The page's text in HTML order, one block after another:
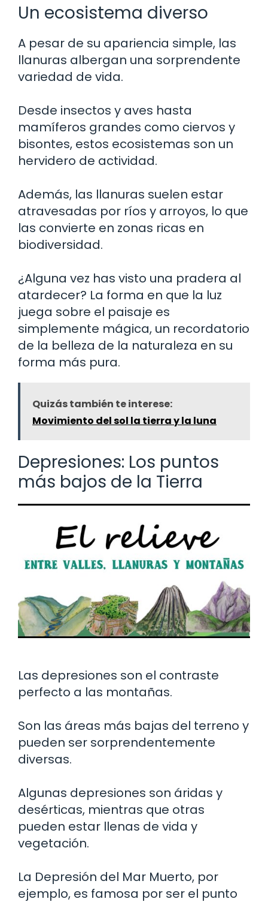
Un ecosistema diverso
A pesar de su apariencia simple, las
llanuras albergan una sorprendente
variedad de vida.
Desde insectos y aves hasta
mamíferos grandes como ciervos y
bisontes, estos ecosistemas son un
hervidero de actividad.
Además, las llanuras suelen estar
atravesadas por ríos y arroyos, lo que
las convierte en zonas ricas en
biodiversidad.
¿Alguna vez has visto una pradera al
atardecer? La forma en que la luz
juega sobre el paisaje es
simplemente mágica, un recordatorio
de la belleza de la naturaleza en su
forma más pura.
Quizás también te interese:
Movimiento del sol la tierra y la luna
Depresiones: Los puntos
más bajos de la Tierra
Las depresiones son el contraste
perfecto a las montañas.
Son las áreas más bajas del terreno y
pueden ser sorprendentemente
diversas.
Algunas depresiones son áridas y
desérticas, mientras que otras
pueden estar llenas de vida y
vegetación.
La Depresión del Mar Muerto, por
ejemplo, es famosa por ser el punto